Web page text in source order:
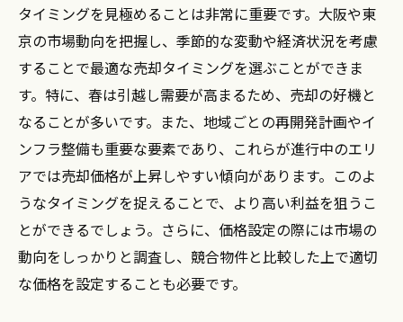
タイミングを見極めることは非常に重要です。大阪や東
京の市場動向を把握し、季節的な変動や経済状況を考慮
することで最適な売却タイミングを選ぶことができま
す。特に、春は引越し需要が高まるため、売却の好機と
なることが多いです。また、地域ごとの再開発計画やイ
ンフラ整備も重要な要素であり、これらが進行中のエリ
アでは売却価格が上昇しやすい傾向があります。このよ
うなタイミングを捉えることで、より高い利益を狙うこ
とができるでしょう。さらに、価格設定の際には市場の
動向をしっかりと調査し、競合物件と比較した上で適切
な価格を設定することも必要です。